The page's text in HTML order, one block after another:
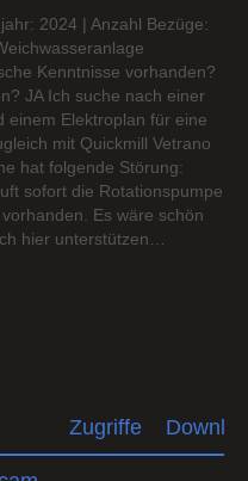
2024 | Anzahl Bezüge:
Kenntnisse vorhanden?
JA Ich suche nach einer
einem Elektroplan für eine
mit Quickmill Vetrano
hat folgende Störung:
sofort die Rotationspumpe
Es wäre schön
hier unterstützen…
Zugriffe